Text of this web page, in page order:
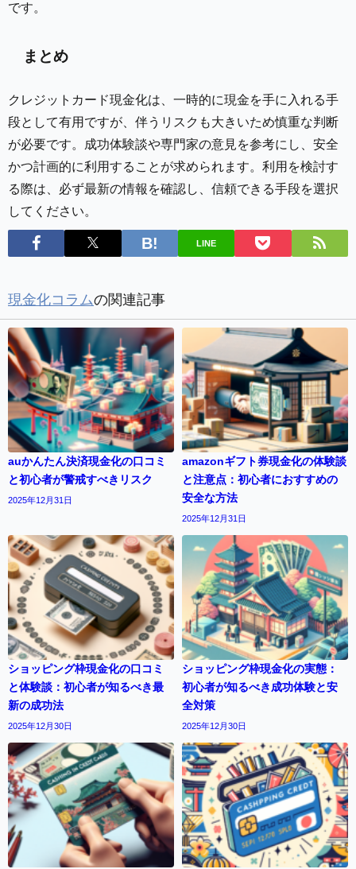
です。
まとめ
クレジットカード現金化は、一時的に現金を手に入れる手
段として有用ですが、伴うリスクも大きいため慎重な判断
が必要です。成功体験談や専門家の意見を参考にし、安全
かつ計画的に利用することが求められます。利用を検討す
る際は、必ず最新の情報を確認し、信頼できる手段を選択
してください。
LINE
現金化コラムの関連記事
auかんたん決済現金化の口コミ
と初心者が警戒すべきリスク
2025年12月31日
amazonギフト券現金化の体験談
と注意点：初心者におすすめの
安全な方法
2025年12月31日
ショッピング枠現金化の口コミ
と体験談：初心者が知るべき最
新の成功法
2025年12月30日
ショッピング枠現金化の実態：
初心者が知るべき成功体験と安
全対策
2025年12月30日